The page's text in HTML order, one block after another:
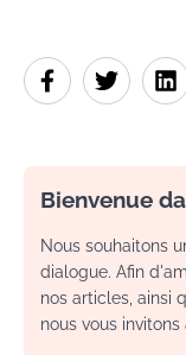
Bienvenue
Nous souhaitons
dialogue. Afin
nos articles, ainsi
nous vous